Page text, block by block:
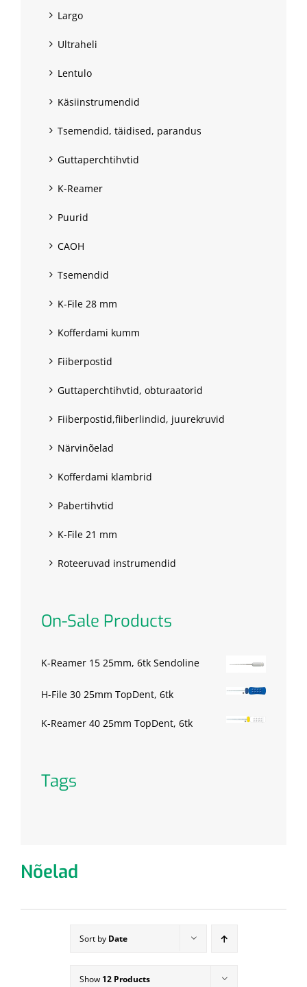
Largo
Ultraheli
Lentulo
Käsiinstrumendid
Tsemendid, täidised, parandus
Guttaperchtihvtid
K-Reamer
Puurid
CAOH
Tsemendid
K-File 28 mm
Kofferdami kumm
Fiiberpostid
Guttaperchtihvtid, obturaatorid
Fiiberpostid,fiiberlindid, juurekruvid
Närvinõelad
Kofferdami klambrid
Pabertihvtid
K-File 21 mm
Roteeruvad instrumendid
On-Sale Products
K-Reamer 15 25mm, 6tk Sendoline
H-File 30 25mm TopDent, 6tk
K-Reamer 40 25mm TopDent, 6tk
Tags
Nõelad
Sort by Date
Show 12 Products